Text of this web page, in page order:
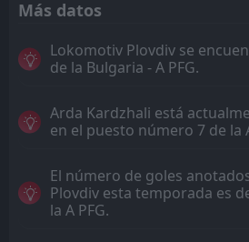
Más datos
Lokomotiv Plovdiv se
de la Bulgaria - A PFG.
Arda Kardzhali está
en el puesto número 7 de la
El número de goles
Plovdiv esta temporada es
la A PFG.